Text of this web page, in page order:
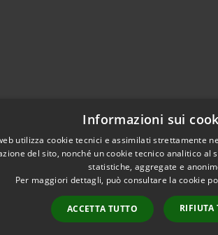
Informazioni sui
utilizza cookie tecnici e assimilati strettamente
del sito, nonché un cookie tecnico analitico al
statistiche, aggregate e
Per maggiori dettagli, può consultare la cookie
ACCETTA TUTTO RIFIUTA